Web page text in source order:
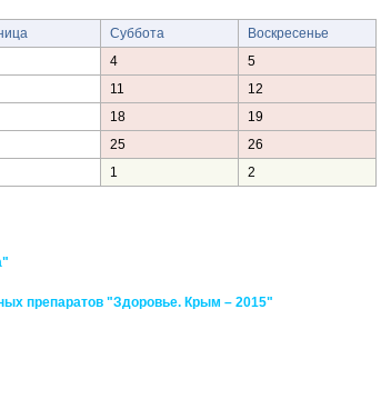
Суббота
Воскресенье
4
5
11
12
18
19
25
26
1 2
препаратов "Здоровье. Крым – 2015"